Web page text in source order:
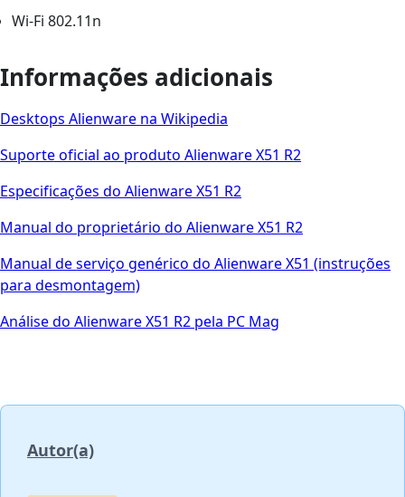
Wi-Fi 802.11n
Informações adicionais
Desktops Alienware na Wikipedia
Suporte oficial ao produto Alienware X51 R2
Especificações do Alienware X51 R2
Manual do proprietário do Alienware X51 R2
Manual de serviço genérico do Alienware X51 (instruções
para desmontagem)
Análise do Alienware X51 R2 pela PC Mag
Autor(a)